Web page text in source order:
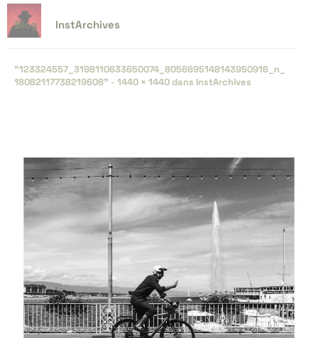
Blog InstArchives
"123324557_​3198110633650074_​8056695148143950916_​n_​
18082117738219608" - 1440 × 1440dans InstArchives